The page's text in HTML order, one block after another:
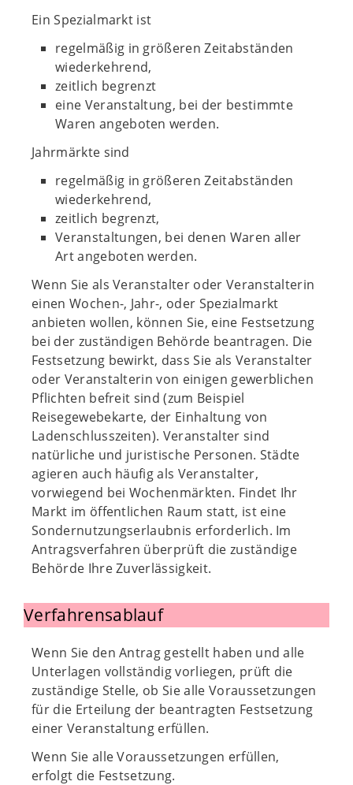
Ein Spezialmarkt ist
regelmäßig in größeren Zeitabständen
wiederkehrend,
zeitlich begrenzt
eine Veranstaltung, bei der bestimmte
Waren angeboten werden.
Jahrmärkte sind
regelmäßig in größeren Zeitabständen
wiederkehrend,
zeitlich begrenzt,
Veranstaltungen, bei denen Waren aller
Art angeboten werden.
Wenn Sie als Veranstalter oder Veranstalterin
einen Wochen-, Jahr-, oder Spezialmarkt
anbieten wollen, können Sie, eine Festsetzung
bei der zuständigen Behörde beantragen. Die
Festsetzung bewirkt, dass Sie als Veranstalter
oder Veranstalterin von einigen gewerblichen
Pflichten befreit sind (zum Beispiel
Reisegewebekarte, der Einhaltung von
Ladenschlusszeiten). Veranstalter sind
natürliche und juristische Personen. Städte
agieren auch häufig als Veranstalter,
vorwiegend bei Wochenmärkten. Findet Ihr
Markt im öffentlichen Raum statt, ist eine
Sondernutzungserlaubnis erforderlich. Im
Antragsverfahren überprüft die zuständige
Behörde Ihre Zuverlässigkeit.
Verfahrensablauf
Wenn Sie den Antrag gestellt haben und alle
Unterlagen vollständig vorliegen, prüft die
zuständige Stelle, ob Sie alle Voraussetzungen
für die Erteilung der beantragten Festsetzung
einer Veranstaltung erfüllen.
Wenn Sie alle Voraussetzungen erfüllen,
erfolgt die Festsetzung.